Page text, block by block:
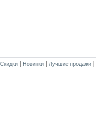
Скидки Новинки Лучшие продажи